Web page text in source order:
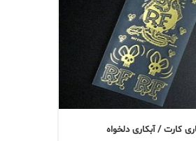
کارت / آبکاری دلخواه